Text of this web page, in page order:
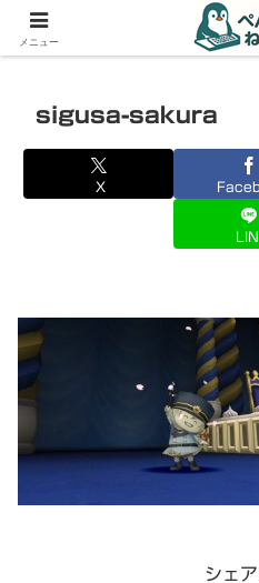
PCやガジェ
sigusa-sakura
X
シェ
メニュー